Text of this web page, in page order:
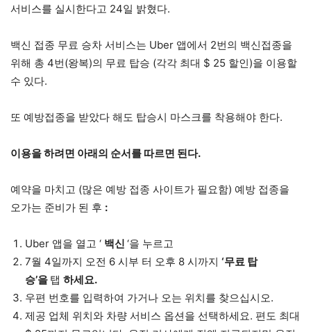
서비스를 실시한다고 24일 밝혔다.
백신 접종 무료 승차 서비스는 Uber 앱에서 2번의 백신접종을
위해 총 4번(왕복)의 무료 탑승 (각각 최대 $ 25 할인)을 이용할
수 있다.
또 예방접종을 받았다 해도 탑승시 마스크를 착용해야 한다.
이용을 하려면 아래의 순서를 따르면 된다.
예약을 마치고 (많은 예방 접종 사이트가 필요함) 예방 접종을
오가는 준비가 된 후 :
Uber 앱을 열고 ‘ 백신 ‘을 누르고
7월 4일까지 오전 6 시부 터 오후 8 시까지 ‘무료 탑
승’을 탭 하세요.
우편 번호를 입력하여 가거나 오는 위치를 찾으십시오.
제공 업체 위치와 차량 서비스 옵션을 선택하세요. 편도 최대